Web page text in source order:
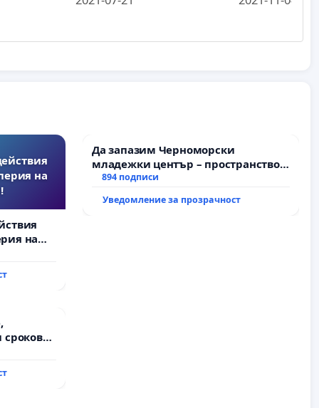
на
на
Да запазим Черноморски
младежки център – пространство
за младите на Варна
894 подписи
Уведомление за прозрачност
срокове
пътен